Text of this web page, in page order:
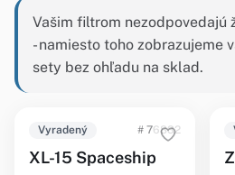
Vašim filtrom nezodpovedajú
- namiesto toho zobrazujeme
sety bez ohľadu na sklad.
Vyradený # 76832
XL-15 Spaceship